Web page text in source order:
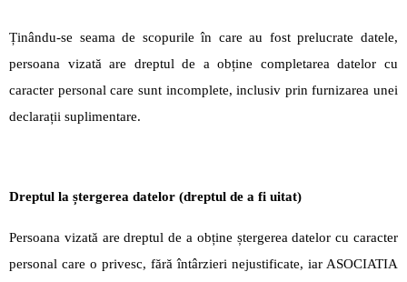
Ținându-se seama de scopurile în care au fost prelucrate datele,
persoana vizată are dreptul de a obține completarea datelor cu
caracter personal care sunt incomplete, inclusiv prin furnizarea unei
declarații suplimentare.
Dreptul la ștergerea datelor (dreptul de a fi uitat)
Persoana vizată are dreptul de a obține ștergerea datelor cu caracter
personal care o privesc, fără întârzieri nejustificate, iar ASOCIATIA